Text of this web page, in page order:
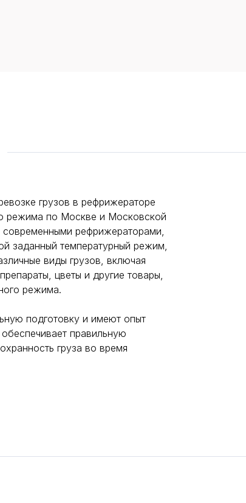
грузов в рефрижераторе
режима по Москве и Московской
рефрижераторами,
заданный температурный режим,
виды грузов, включая
цветы и другие товары,
режима.
подготовку и имеют опыт
правильную
груза во время